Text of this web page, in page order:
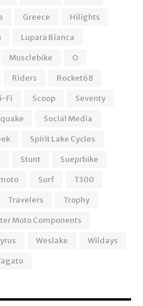
Greece
Hilights
Lupara Bianca
Musclebike
O
Riders
Rocket68
Fi Scoop
Seventy
Social Media
Spirit Lake Cycles
Stunt
Sueprbike
Surf
T300
Travelers
Trophy
Moto Components
Weslake
Wildays